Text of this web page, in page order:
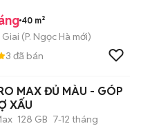
40 m²
(P. Ngọc Hà mới)
3 đã bán
MÀU - GÓP
XẤU
128 GB 7-12 tháng